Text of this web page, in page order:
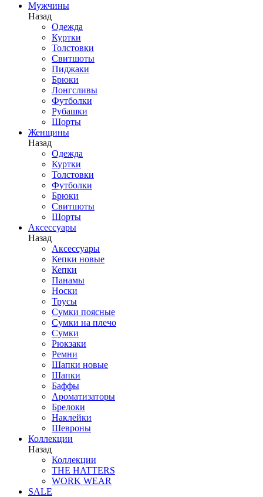
Мужчины
Назад
Одежда
Куртки
Толстовки
Свитшоты
Пиджаки
Брюки
Лонгсливы
Футболки
Рубашки
Шорты
Женщины
Назад
Одежда
Куртки
Толстовки
Футболки
Брюки
Свитшоты
Шорты
Аксессуары
Назад
Аксессуары
Кепки новые
Кепки
Панамы
Носки
Трусы
Сумки поясные
Сумки на плечо
Сумки
Рюкзаки
Ремни
Шапки новые
Шапки
Баффы
Ароматизаторы
Брелоки
Наклейки
Шевроны
Коллекции
Назад
Коллекции
THE HATTERS
WORK WEAR
SALE